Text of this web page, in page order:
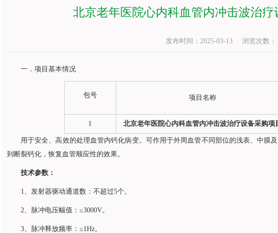
北京老年医院心内科血管内冲击波治
发布时间：2025-03-13 浏览次数：
一．项目基本情况
包号 项目名称
1 北京老年医院心内科血管内冲击波治疗设备采购项
用于安全、高效的处理血管内钙化病变。可作用于外周血管不同部位的浅表、中膜
到断裂钙化，恢复血管顺应性的效果。
技术参数：
1、发射器驱动通道数：不超过5个。
2、脉冲电压幅值：≤3000V。
3、脉冲释放频率：≤1Hz。